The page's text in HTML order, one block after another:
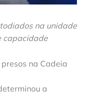
na unidade
capacidade
na Cadeia
a